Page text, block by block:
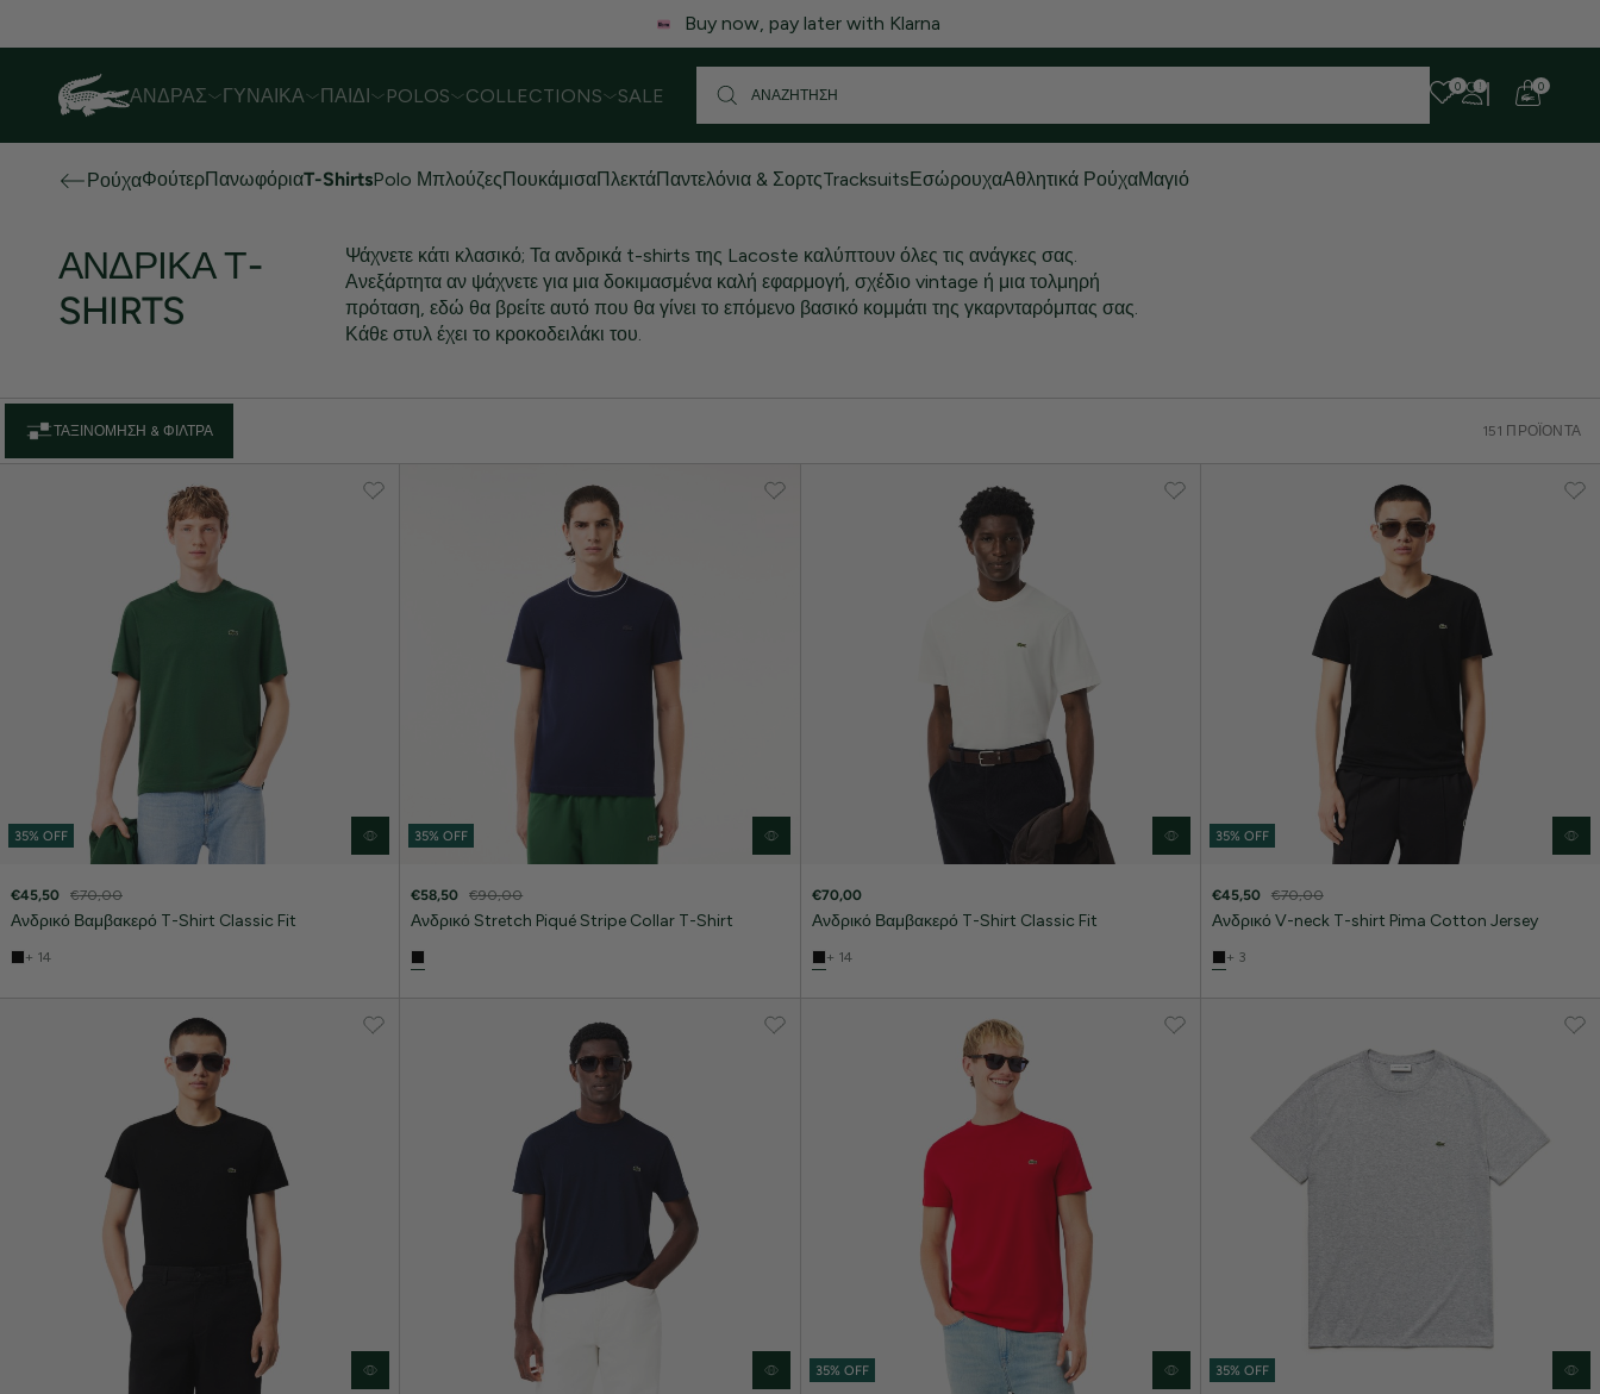
Λόγω αυξημένου όγκου παραγγελιών, ενδέχεται να υπάρξει μικρή καθυστέρηση στις αποστολές. Σας ευχαριστούμε για την υπομονή σας!
ΆΝΔΡΑΣ ΓΥΝΑΊΚΑ ΠΑΙΔΊ POLOS COLLECTIONS SALE 0 0
ΡούχαΦούτερΠανωφόριαT-ShirtsPolo ΜπλούζεςΠουκάμισαΠλεκτάΠαντελόνια & ΣορτςTracksuitsΕσώρουχαΑθλητικά ΡούχαΜαγιό
ΑΝΔΡΙΚΆ Τ-
SHIRTS
Ψάχνετε κάτι κλασικό; Τα ανδρικά t-shirts της Lacoste καλύπτουν όλες τις ανάγκες σας.
Ανεξάρτητα αν ψάχνετε για μια δοκιμασμένα καλή εφαρμογή, σχέδιο vintage ή μια τολμηρή
πρόταση, εδώ θα βρείτε αυτό που θα γίνει το επόμενο βασικό κομμάτι της γκαρνταρόμπας σας.
Κάθε στυλ έχει το κροκοδειλάκι του.
ΤΑΞΙΝΌΜΗΣΗ & ΦΊΛΤΡΑ 151 ΠΡΟΪΌΝΤΑ
35% OFF
€45,50 €70,00
Ανδρικό Βαμβακερό T-Shirt Classic Fit
+ 14
35% OFF
€58,50 €90,00
Ανδρικό Stretch Piqué Stripe Collar T-Shirt
€70,00
Ανδρικό Βαμβακερό T-Shirt Classic Fit
+ 14
35% OFF
€45,50 €70,00
Ανδρικό V-neck T-shirt Pima Cotton Jersey
+ 3
35% OFF 35% OFF